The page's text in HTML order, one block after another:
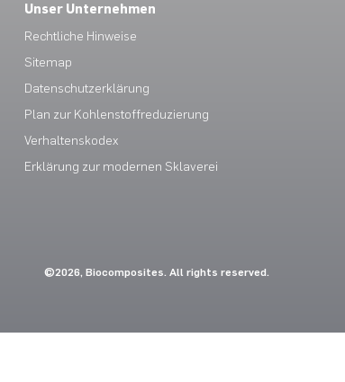
Unser Unternehmen
Rechtliche Hinweise
Sitemap
Datenschutzerklärung
Plan zur Kohlenstoffreduzierung
Verhaltenskodex
Erklärung zur modernen Sklaverei
©2026, Biocomposites. All rights reserved.